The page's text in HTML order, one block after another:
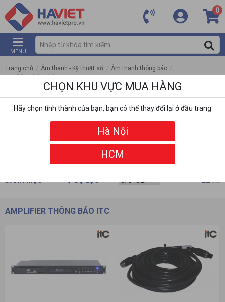
0
MENU
Trang chủ / Âm thanh - Kỹ thuật số / Âm thanh thông báo /
Amplifier thông báo ITC
DANH MỤC BỘ LỌC
AMPLIFIER THÔNG BÁO ITC
CHỌN KHU VỰC MUA HÀNG
Hãy chọn tỉnh thành của bạn, bạn có thể thay đổi lại ở đầu trang
Hà Nội
HCM